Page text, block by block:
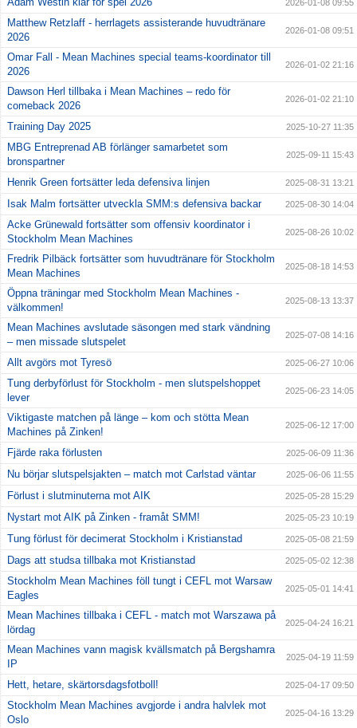
2026-01-08 09:55
Matthew Retzlaff - herrlagets assisterande huvudtränare
2026
2026-01-08 09:51
Omar Fall - Mean Machines special teams-koordinator till
2026
2026-01-02 21:16
Dawson Herl tillbaka i Mean Machines – redo för
comeback 2026
2026-01-02 21:10
Training Day 2025 2025-10-27 11:35
MBG Entreprenad AB förlänger samarbetet som
bronspartner
2025-09-11 15:43
Henrik Green fortsätter leda defensiva linjen 2025-08-31 13:21
Isak Malm fortsätter utveckla SMM:s defensiva backar 2025-08-30 14:04
Acke Grünewald fortsätter som offensiv koordinator i
Stockholm Mean Machines
2025-08-26 10:02
Fredrik Pilbäck fortsätter som huvudtränare för Stockholm
Mean Machines
2025-08-18 14:53
Öppna träningar med Stockholm Mean Machines -
välkommen!
2025-08-13 13:37
Mean Machines avslutade säsongen med stark vändning
– men missade slutspelet
2025-07-08 14:16
Allt avgörs mot Tyresö 2025-06-27 10:06
Tung derbyförlust för Stockholm - men slutspelshoppet
lever
2025-06-23 14:05
Viktigaste matchen på länge – kom och stötta Mean
Machines på Zinken!
2025-06-12 17:00
Fjärde raka förlusten 2025-06-09 11:36
Nu börjar slutspelsjakten – match mot Carlstad väntar 2025-06-06 11:55
Förlust i slutminuterna mot AIK 2025-05-28 15:29
Nystart mot AIK på Zinken - framåt SMM! 2025-05-23 10:19
Tung förlust för decimerat Stockholm i Kristianstad 2025-05-08 21:59
Dags att studsa tillbaka mot Kristianstad 2025-05-02 12:38
Stockholm Mean Machines föll tungt i CEFL mot Warsaw
Eagles
2025-05-01 14:41
Mean Machines tillbaka i CEFL - match mot Warszawa på
lördag
2025-04-24 16:21
Mean Machines vann magisk kvällsmatch på Bergshamra
IP
2025-04-19 11:59
Hett, hetare, skärtorsdagsfotboll! 2025-04-17 09:50
Stockholm Mean Machines avgjorde i andra halvlek mot
Oslo
2025-04-16 13:29